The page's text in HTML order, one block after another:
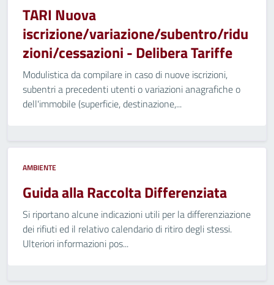
TARI Nuova
iscrizione/variazione/subentro/ridu
zioni/cessazioni - Delibera Tariffe
Modulistica da compilare in caso di nuove iscrizioni,
subentri a precedenti utenti o variazioni anagrafiche o
dell'immobile (superficie, destinazione,...
AMBIENTE
Guida alla Raccolta Differenziata
Si riportano alcune indicazioni utili per la differenziazione
dei rifiuti ed il relativo calendario di ritiro degli stessi.
Ulteriori informazioni pos...